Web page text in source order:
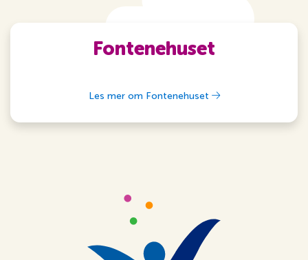
Fontenehuset
Les mer om Fontenehuset